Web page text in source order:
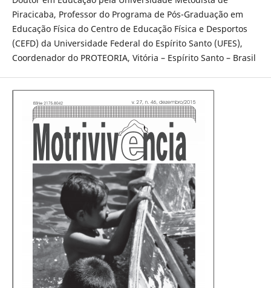
Piracicaba, Professor do Programa de Pós-Graduação em
Educação Física do Centro de Educação Física e Desportos
(CEFD) da Universidade Federal do Espírito Santo (UFES),
Coordenador do PROTEORIA, Vitória – Espírito Santo – Brasil